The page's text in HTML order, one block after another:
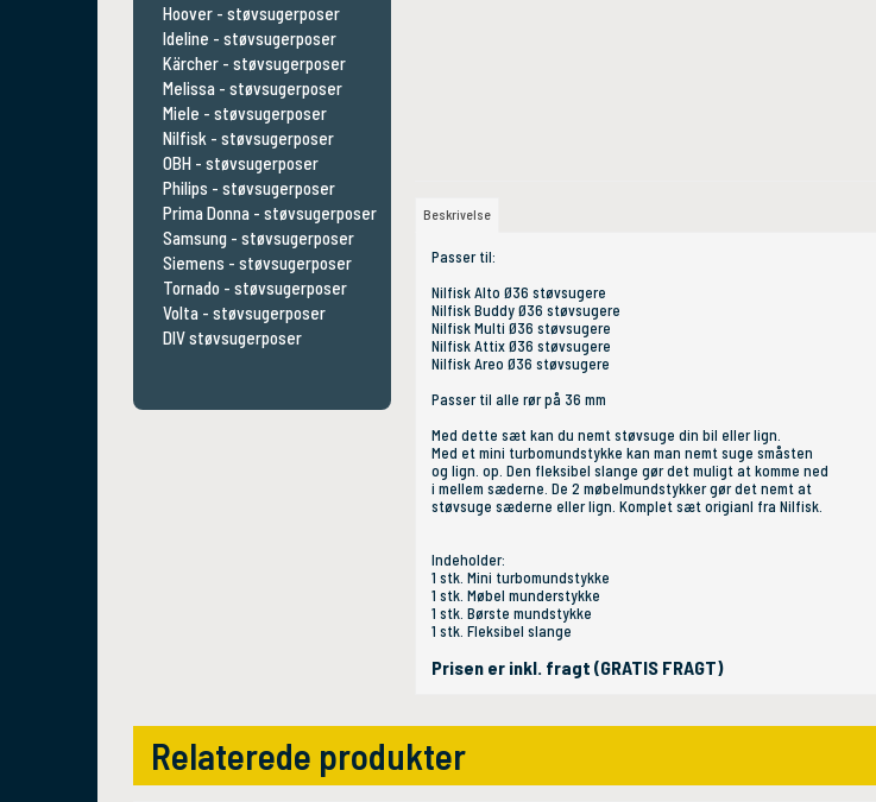
Hoover - støvsugerposer
Ideline - støvsugerposer
Kärcher - støvsugerposer
Melissa - støvsugerposer
Miele - støvsugerposer
Nilfisk - støvsugerposer
OBH - støvsugerposer
Philips - støvsugerposer
Prima Donna - støvsugerposer
Samsung - støvsugerposer
Siemens - støvsugerposer
Tornado - støvsugerposer
Volta - støvsugerposer
DIV støvsugerposer
Beskrivelse
Passer til:
Nilfisk Alto Ø36 støvsugere
Nilfisk Buddy Ø36 støvsugere
Nilfisk Multi Ø36 støvsugere
Nilfisk Attix Ø36 støvsugere
Nilfisk Areo Ø36 støvsugere
Passer til alle rør på 36 mm
Med dette sæt kan du nemt støvsuge din bil eller lign.
Med et mini turbomundstykke kan man nemt suge småsten
og lign. op. Den fleksibel slange gør det muligt at komme ned
i mellem sæderne. De 2 møbelmundstykker gør det nemt at
støvsuge sæderne eller lign. Komplet sæt origianl fra Nilfisk.
Indeholder:
1 stk. Mini turbomundstykke
1 stk. Møbel munderstykke
1 stk. Børste mundstykke
1 stk. Fleksibel slange
Prisen er inkl. fragt (GRATIS FRAGT)
Relaterede produkter